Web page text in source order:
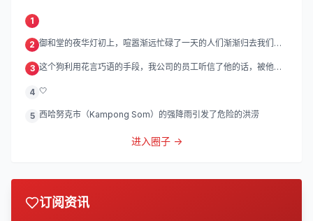
1
2 御和堂的夜华灯初上，喧嚣渐远忙碌了一天的人们渐渐归去我们的
3 这个狗利用花言巧语的手段，我公司的员工听信了他的话，被他带
4 🤍
5 西哈努克市（Kampong Som）的强降雨引发了危险的洪涝
进入圈子 →
订阅资讯